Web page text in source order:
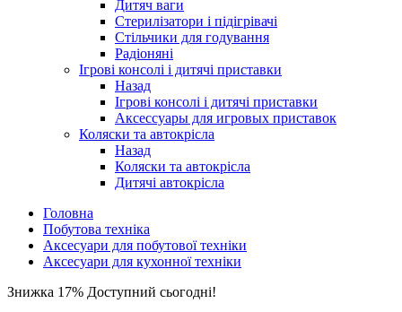
Дитяч ваги
Стерилізатори і підігрівачі
Стільчики для годування
Радіоняні
Ігрові консолі і дитячі приставки
Назад
Ігрові консолі і дитячі приставки
Аксессуары для игровых приставок
Коляски та автокрісла
Назад
Коляски та автокрісла
Дитячі автокрісла
Головна
Побутова техніка
Аксесуари для побутової техніки
Аксесуари для кухонної техніки
Знижка 17% Доступний сьогодні!